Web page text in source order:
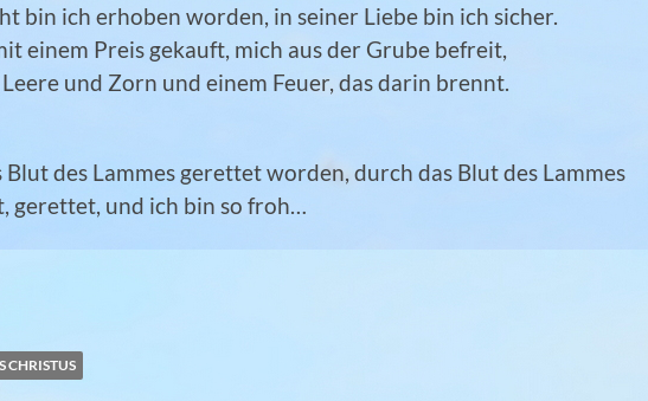
bin ich erhoben worden, in seiner Liebe bin ich sicher.
einem Preis gekauft, mich aus der Grube befreit,
und Zorn und einem Feuer, das darin brennt.
Blut des Lammes gerettet worden, durch das Blut des Lammes
gerettet, und ich bin so froh…
CHRISTUS